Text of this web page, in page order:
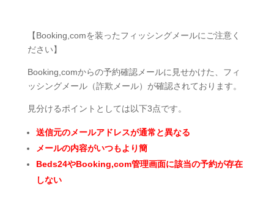
【Booking,comを装ったフィッシングメールにご注意く
ださい】
Booking,comからの予約確認メールに見せかけた、フィ
ッシングメール（詐欺メール）が確認されております。
見分けるポイントとしては以下3点です。
送信元のメールアドレスが通常と異なる
メールの内容がいつもより簡
Beds24やBooking,com管理画面に該当の予約が存在
しない